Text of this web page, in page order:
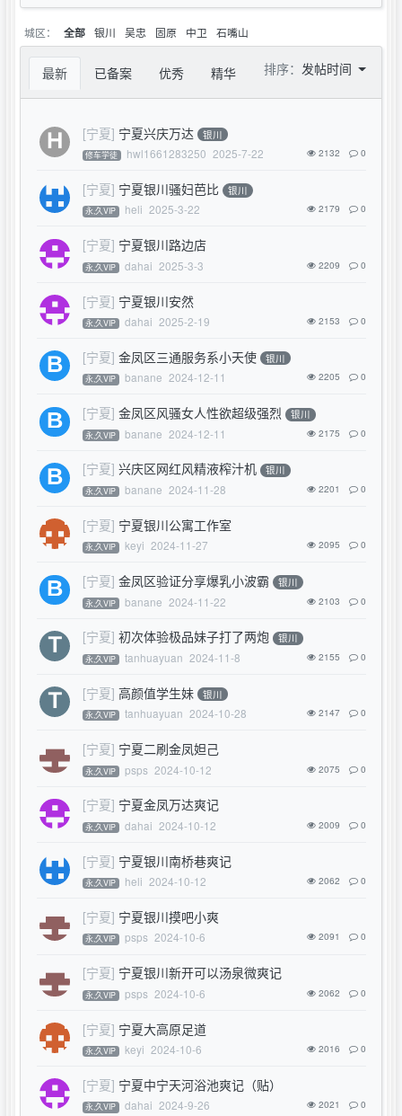
城区： 全部 银川 吴忠 固原 中卫 石嘴山
最新 已备案 优秀 精华 排序： 发帖时间
[宁夏] 宁夏兴庆万达 银川
修车学徒 hwl1661283250 2025-7-22 2132 0
[宁夏] 宁夏银川骚妇芭比 银川
永,久VIP heli 2025-3-22 2179 0
[宁夏] 宁夏银川路边店
永,久VIP dahai 2025-3-3 2209 0
[宁夏] 宁夏银川安然
永,久VIP dahai 2025-2-19 2153 0
[宁夏] 金凤区三通服务系小天使 银川
永,久VIP banane 2024-12-11 2205 0
[宁夏] 金凤区风骚女人性欲超级强烈 银川
永,久VIP banane 2024-12-11 2175 0
[宁夏] 兴庆区网红风精液榨汁机 银川
永,久VIP banane 2024-11-28 2201 0
[宁夏] 宁夏银川公寓工作室
永,久VIP keyi 2024-11-27 2095 0
[宁夏] 金凤区验证分享爆乳小波霸 银川
永,久VIP banane 2024-11-22 2103 0
[宁夏] 初次体验极品妹子打了两炮 银川
永,久VIP tanhuayuan 2024-11-8 2155 0
[宁夏] 高颜值学生妹 银川
永,久VIP tanhuayuan 2024-10-28 2147 0
[宁夏] 宁夏二刷金凤妲己
永,久VIP psps 2024-10-12 2075 0
[宁夏] 宁夏金凤万达爽记
永,久VIP dahai 2024-10-12 2009 0
[宁夏] 宁夏银川南桥巷爽记
永,久VIP heli 2024-10-12 2062 0
[宁夏] 宁夏银川摸吧小爽
永,久VIP psps 2024-10-6 2091 0
[宁夏] 宁夏银川新开可以汤泉微爽记
永,久VIP psps 2024-10-6 2062 0
[宁夏] 宁夏大高原足道
永,久VIP keyi 2024-10-6 2016 0
[宁夏] 宁夏中宁天河浴池爽记（贴）
永,久VIP dahai 2024-9-26 2021 0